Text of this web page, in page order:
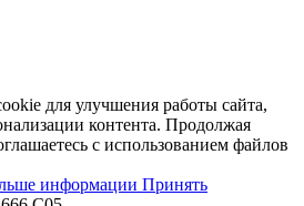
для улучшения работы сайта,
контента. Продолжая
с использованием файлов
информации Принять